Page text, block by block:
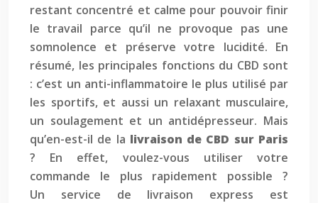
restant concentré et calme pour pouvoir finir
le travail parce qu’il ne provoque pas une
somnolence et préserve votre lucidité. En
résumé, les principales fonctions du CBD sont
: c’est un anti-inflammatoire le plus utilisé par
les sportifs, et aussi un relaxant musculaire,
un soulagement et un antidépresseur. Mais
qu’en-est-il de la livraison de CBD sur Paris
? En effet, voulez-vous utiliser votre
commande le plus rapidement possible ?
Un service de livraison express est